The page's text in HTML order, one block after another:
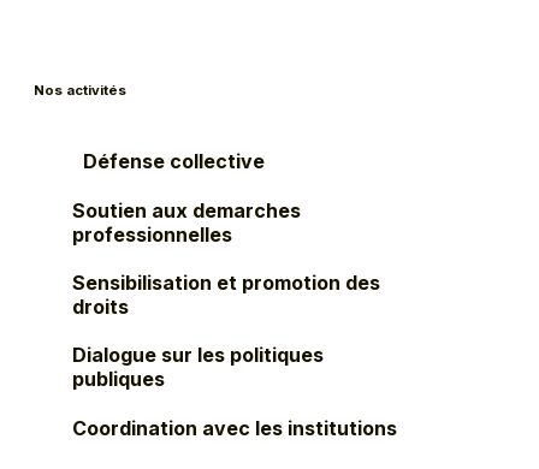
Nos activités
Défense collective
Soutien aux demarches
professionnelles
Sensibilisation et promotion des
droits
Dialogue sur les politiques
publiques
Coordination avec les institutions